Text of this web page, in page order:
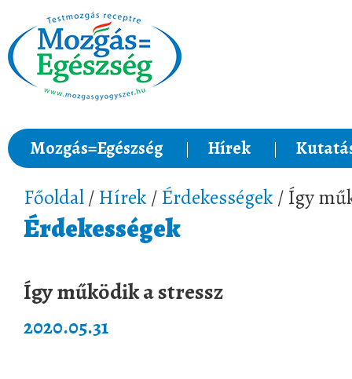
Mozgás=Egészség Hírek
Főoldal/ Hírek / Érdekességek / Így
Érdekességek
Így működik a stressz
2020.05.31